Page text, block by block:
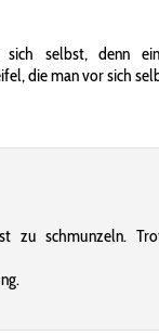
selbst, denn
die man vor sich
zu schmunzeln.